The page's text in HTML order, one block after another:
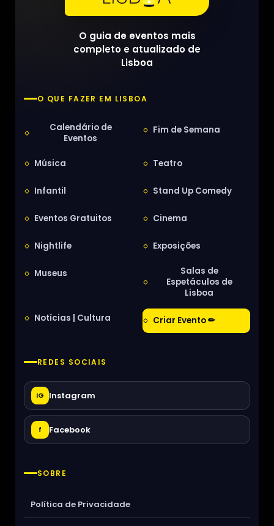
O guia de eventos mais
completo e atualizado de
Lisboa
O QUE FAZER EM LISBOA
Calendário de
Eventos
Fim de Semana
Música Teatro
Infantil Stand Up Comedy
Eventos Gratuitos Cinema
Nightlife Exposições
Museus
Salas de
Espetáculos de
Lisboa
Notícias | Cultura Criar Evento ✏
REDES SOCIAIS
IG Instagram
f Facebook
SOBRE
Política de Privacidade